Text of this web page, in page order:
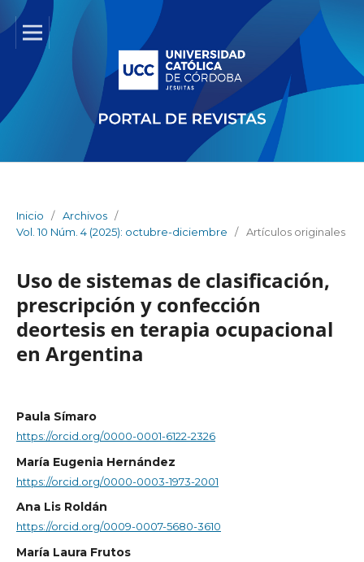
Inicio / Archivos /
Vol. 10 Núm. 4 (2025): octubre-diciembre
/ Artículos originales
Uso de sistemas de clasificación,
prescripción y confección
deortesis en terapia ocupacional
en Argentina
Paula Símaro
https://orcid.org/0000-0001-6122-2326
María Eugenia Hernández
https://orcid.org/0000-0003-1973-2001
Ana Lis Roldán
https://orcid.org/0009-0007-5680-3610
María Laura Frutos